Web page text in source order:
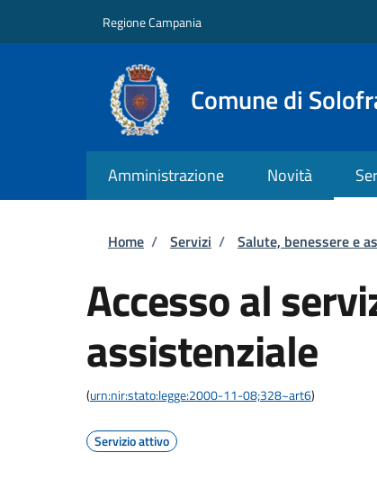
Regione Campania
Comune di
Amministrazione Novità
Briciole di pane
Home / Servizi / Salute, benessere e
Accesso al
assistenziale
(urn:nir:stato:legge:2000-11-08;328~art6)
Servizio attivo